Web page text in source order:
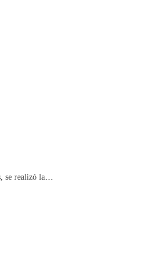
se realizó la…